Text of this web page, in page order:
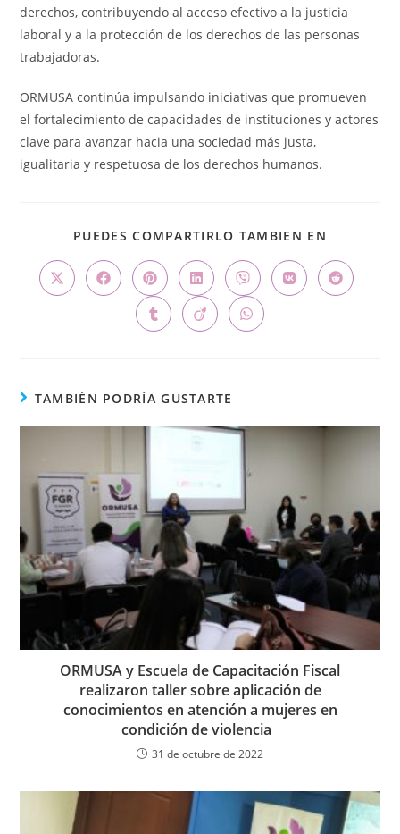
derechos, contribuyendo al acceso efectivo a la justicia
laboral y a la protección de los derechos de las personas
trabajadoras.
ORMUSA continúa impulsando iniciativas que promueven
el fortalecimiento de capacidades de instituciones y actores
clave para avanzar hacia una sociedad más justa,
igualitaria y respetuosa de los derechos humanos.
PUEDES COMPARTIRLO TAMBIEN EN
TAMBIÉN PODRÍA GUSTARTE
ORMUSA y Escuela de Capacitación Fiscal
realizaron taller sobre aplicación de
conocimientos en atención a mujeres en
condición de violencia
31 de octubre de 2022